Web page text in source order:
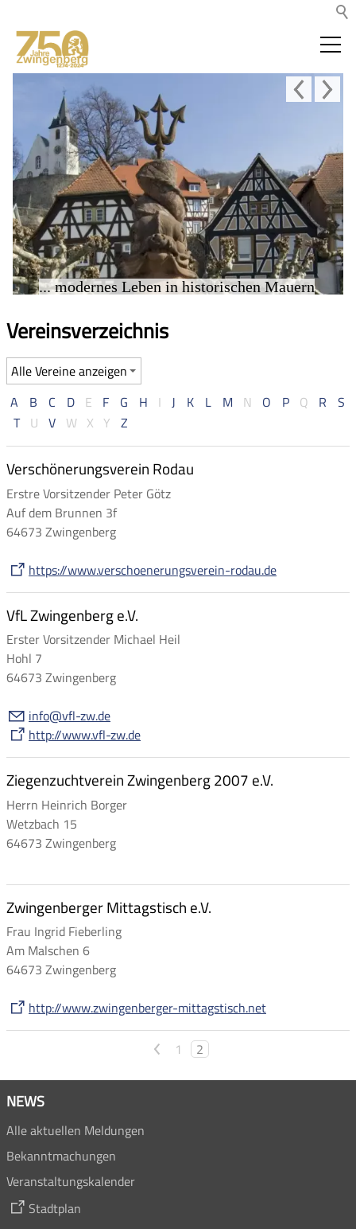
... modernes Leben in historischen Mauern
Vereinsverzeichnis
A B C D E F G H I J K L M N O P Q R
S
T U V W X Y Z
Verschönerungsverein Rodau
Erstre Vorsitzender Peter Götz
Auf dem Brunnen 3f
64673 Zwingenberg
https://www.verschoenerungsverein-rodau.de
VfL Zwingenberg e.V.
Erster Vorsitzender Michael Heil
Hohl 7
64673 Zwingenberg
nf
vfl-zwd
http://www.vfl-zw.de
Ziegenzuchtverein Zwingenberg 2007 e.V.
Herrn Heinrich Borger
Wetzbach 15
64673 Zwingenberg
Zwingenberger Mittagstisch e.V.
Frau Ingrid Fieberling
Am Malschen 6
64673 Zwingenberg
http://www.zwingenberger-mittagstisch.net
< 1 2
NEWS
Alle aktuellen Meldungen
Bekanntmachungen
Veranstaltungskalender
Stadtplan